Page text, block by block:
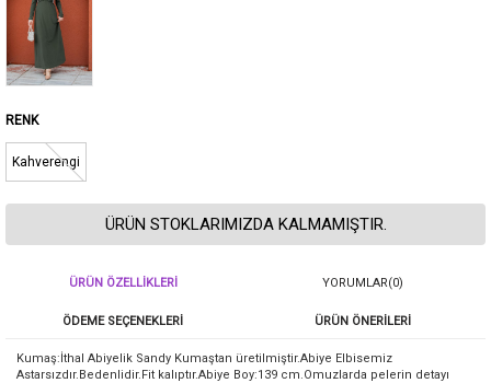
RENK
Kahverengi
ÜRÜN STOKLARIMIZDA KALMAMIŞTIR.
ÜRÜN ÖZELLIKLERI YORUMLAR(0)
ÖDEME SEÇENEKLERI ÜRÜN ÖNERILERI
Kumaş:İthal Abiyelik Sandy Kumaştan üretilmiştir.Abiye Elbisemiz
Astarsızdır.Bedenlidir.Fit kalıptır.Abiye Boy:139 cm.Omuzlarda pelerin detayı